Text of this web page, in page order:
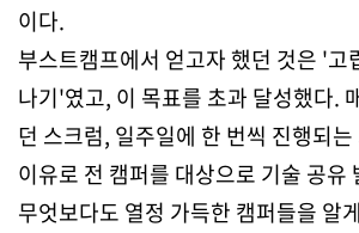
이다.
부스트캠프에서 얻고자 했던 것은 '고
나기'였고, 이 목표를 초과 달성했다.
던 스크럼, 일주일에 한 번씩 진행되
이유로 전 캠퍼를 대상으로 기술 공유
무엇보다도 열정 가득한 캠퍼들을 알